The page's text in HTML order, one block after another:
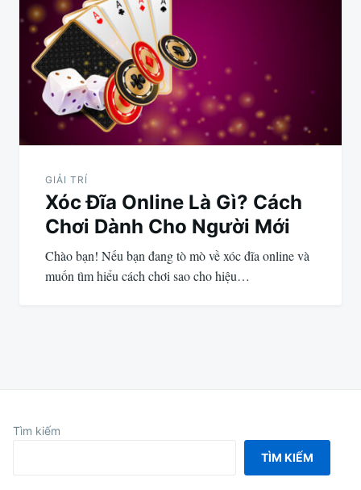
GIẢI TRÍ
Xóc Đĩa Online Là Gì? Cách
Chơi Dành Cho Người Mới
Chào bạn! Nếu bạn đang tò mò về xóc đĩa online và
muốn tìm hiểu cách chơi sao cho hiệu…
Tìm kiếm
TÌM KIẾM